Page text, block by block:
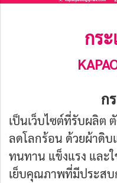
กร
ก
เป็นเว็บไซต์ที่รับผลิต
ลดโลกร้อน ด้วยผ้าดิ
ทนทาน แข็งแรง และ
เย็บคุณภาพที่มีประสบ